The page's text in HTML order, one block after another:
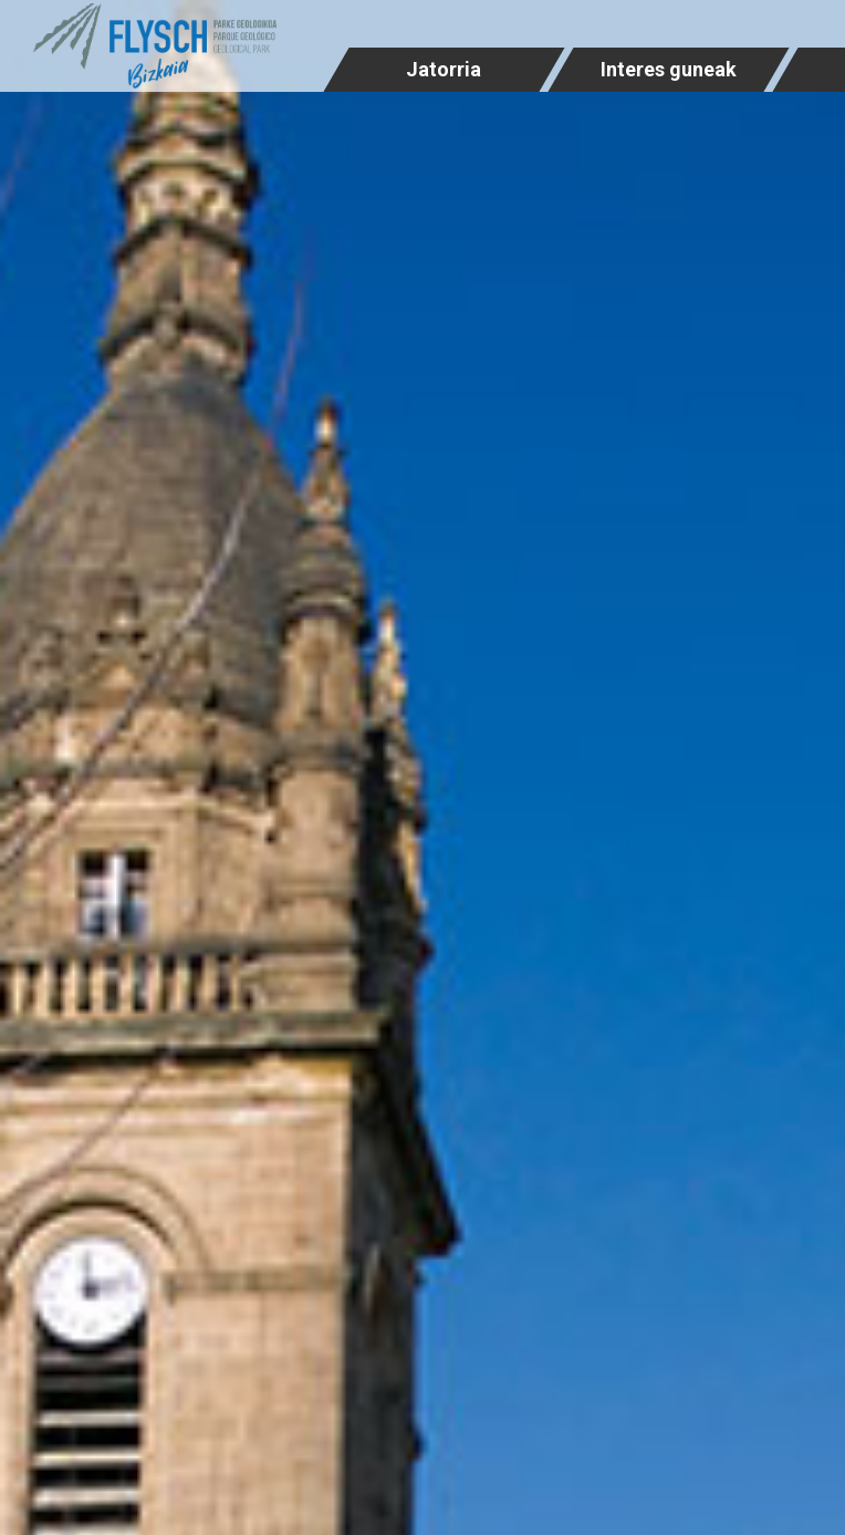
Jatorria Interes guneak